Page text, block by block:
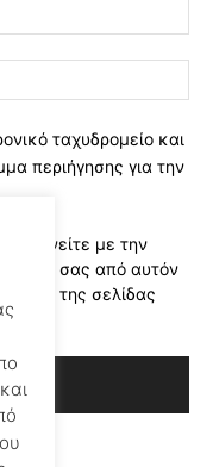
ταχυδρομείο και
περιήγησης για την
με την
σας από αυτόν
της σελίδας